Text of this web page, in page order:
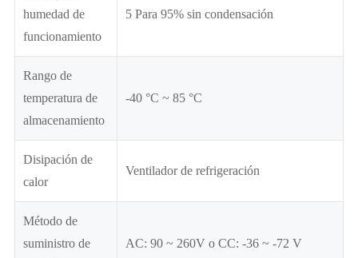
humedad de
funcionamiento
5 Para 95% sin condensación
Rango de
temperatura de
almacenamiento
-40 °C ~ 85 °C
Disipación de
calor
Ventilador de refrigeración
Método de
suministro de
AC: 90 ~ 260V o CC: -36 ~ -72 V